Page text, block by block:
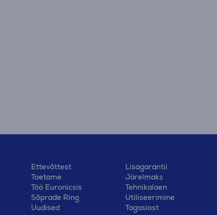
Ettevõttest
Toetame
Töö Euronicsis
Sõprade Ring
Uudised
Lisagarantii
Järelmaks
Tehnikalaen
Utiliseerimine
Tagasiost